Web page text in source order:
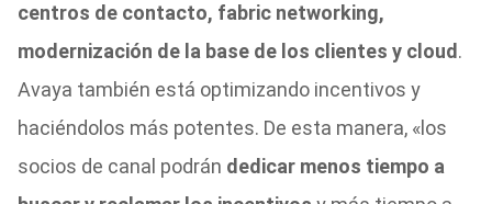
centros de contacto, fabric networking,
modernización de la base de los clientes y cloud .
Avaya también está optimizando incentivos y
haciéndolos más potentes. De esta manera, «los
socios de canal podrán dedicar menos tiempo a